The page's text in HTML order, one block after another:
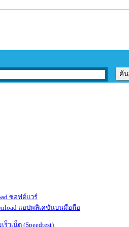
ซอฟต์แวร์
แอปพลิเคชันบนมือถือ
ร็วเน็ต (Speedtest)